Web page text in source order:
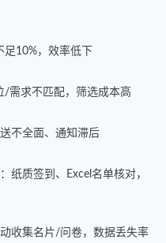
10%，效率低下
需求不匹配，筛选成本高
不全面、通知滞后
纸质签到、Excel名单核对，
收集名片/问卷，数据丢失率